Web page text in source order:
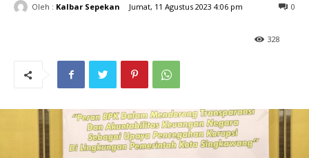
Oleh : Kalbar Sepekan Jumat, 11 Agustus 2023 4:06 pm 0
328